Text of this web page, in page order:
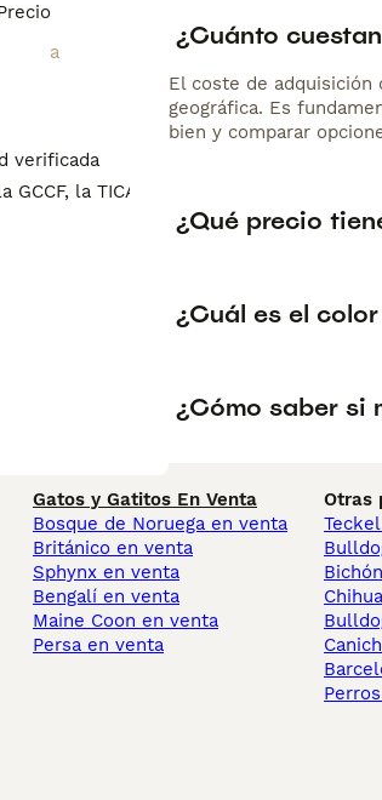
verificada
la TICA
¿Cuánto
El coste de adquisición
geográfica. Es
bien y comparar
¿Qué precio
¿Cuál es el
¿Cómo saber si
Gatos y Gatitos En Venta
Bosque de Noruega en venta
Británico en venta
Sphynx en venta
Bengalí en venta
Maine Coon en venta
Persa en venta
Otras